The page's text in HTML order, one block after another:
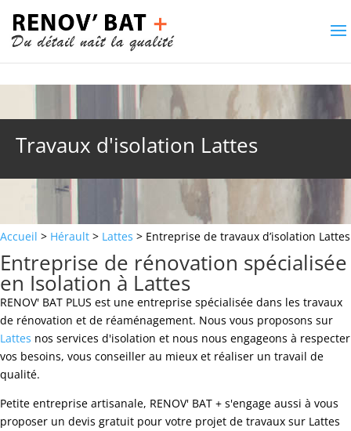
Travaux d'isolation Lattes
Accueil > Hérault > Lattes > Entreprise de travaux d’isolation Lattes
Entreprise de rénovation spécialisée
en Isolation à Lattes
RENOV' BAT PLUS est une entreprise spécialisée dans les travaux
de rénovation et de réaménagement. Nous vous proposons sur
Lattes nos services d'isolation et nous nous engageons à respecter
vos besoins, vous conseiller au mieux et réaliser un travail de
qualité.
Petite entreprise artisanale, RENOV' BAT + s'engage aussi à vous
proposer un devis gratuit pour votre projet de travaux sur Lattes